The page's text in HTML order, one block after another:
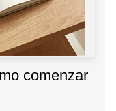
comenzar